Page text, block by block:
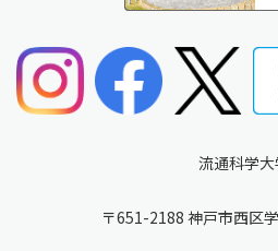
流通科学大
〒651-2188 神戸市西区